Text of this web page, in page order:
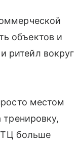
объектов и
ритейл вокруг
местом
ТЦ больше